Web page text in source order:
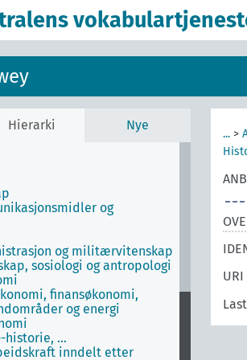
Hierarki Nye
én forfatter
Etniske og nasjonale grupper
Språk
og generelle verker
og
og militærvitenskap
sosiologi og antropologi
finansøkonomi,
og energi
historie, …
inndelt etter
... >
URI